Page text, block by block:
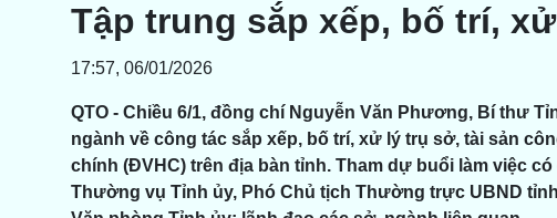
Tập trung sắp xếp, bố trí,
17:57, 06/01/2026
QTO - Chiều 6/1, đồng chí Nguyễn Văn Phương, Bí thư
ngành về công tác sắp xếp, bố trí, xử lý trụ sở, tài sản
chính (ĐVHC) trên địa bàn tỉnh. Tham dự buổi làm việc
Thường vụ Tỉnh ủy, Phó Chủ tịch Thường trực UBND